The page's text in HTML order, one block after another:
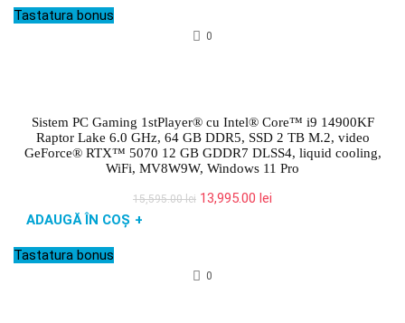
Tastatura bonus
0
Sistem PC Gaming 1stPlayer® cu Intel® Core™ i9 14900KF
Raptor Lake 6.0 GHz, 64 GB DDR5, SSD 2 TB M.2, video
GeForce® RTX™ 5070 12 GB GDDR7 DLSS4, liquid cooling,
WiFi, MV8W9W, Windows 11 Pro
15,595.00lei Prețul
13,995.00 lei
ADAUGĂ ÎN COȘ +
Tastatura bonus
0